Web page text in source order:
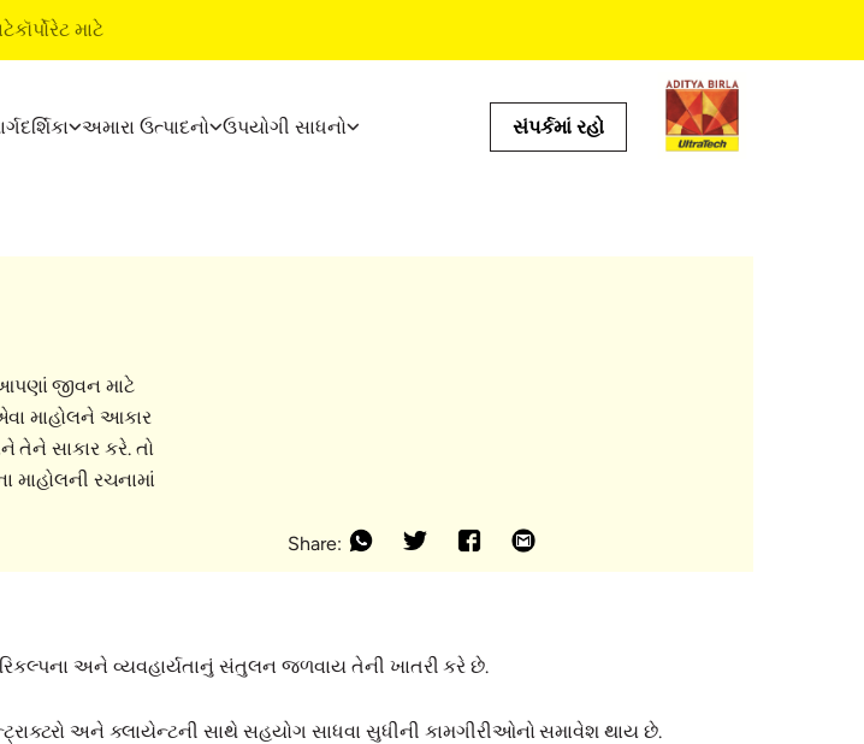
કૉર્પોરેટ માટે
અમારા ઉત્પાદનો ઉપયોગી સાધનો સંપર્કમાં રહો
જીવન માટે
માહોલને આકાર
સાકાર કરે. તો
રચનામાં
Share:
અને વ્યવહાર્યતાનું સંતુલન જળવાય તેની ખાતરી કરે છે.
અને ક્લાયેન્ટની સાથે સહયોગ સાધવા સુધીની કામગીરીઓનો સમાવેશ થાય છે.